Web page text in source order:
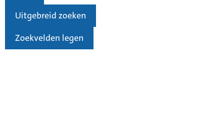
Uitgebreid zoeken
Zoekvelden legen